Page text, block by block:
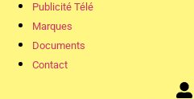
Publicité Télé
Marques
Documents
Contact